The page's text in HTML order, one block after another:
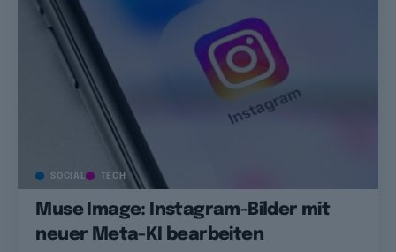
SOCIAL TECH
Muse Image: Instagram-Bilder mit
neuer Meta-KI bearbeiten